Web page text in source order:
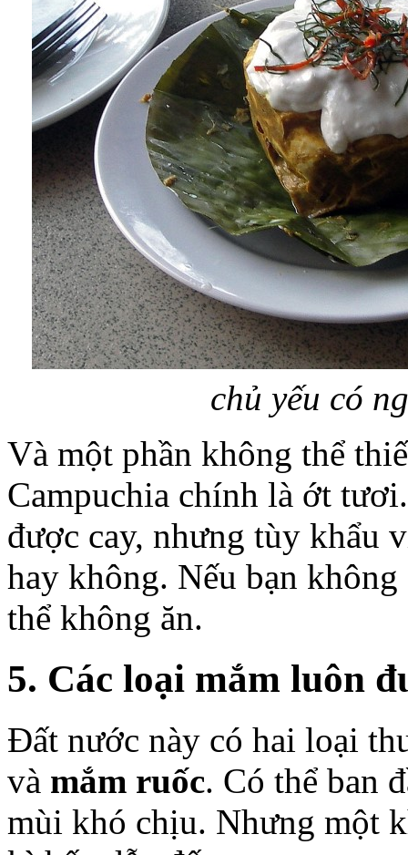
chủ yếu có
Và một phần không thể
Campuchia chính là ớt
được cay, nhưng tùy khẩu
hay không. Nếu bạn
thể không ăn.
5. Các loại mắm luôn
Đất nước này có hai loại
và mắm ruốc. Có thể ban
mùi khó chịu. Nhưng một